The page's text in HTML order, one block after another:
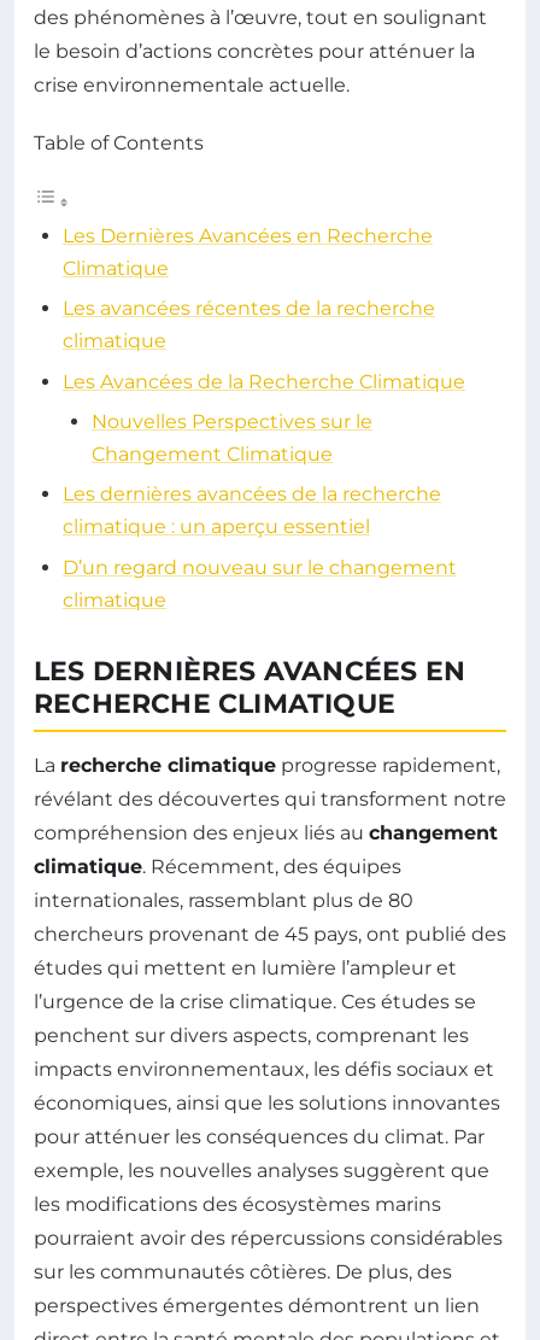
des phénomènes à l’œuvre, tout en soulignant
le besoin d’actions concrètes pour atténuer la
crise environnementale actuelle.
Table of Contents
Les Dernières Avancées en Recherche
Climatique
Les avancées récentes de la recherche
climatique
Les Avancées de la Recherche Climatique
Nouvelles Perspectives sur le
Changement Climatique
Les dernières avancées de la recherche
climatique : un aperçu essentiel
D’un regard nouveau sur le changement
climatique
LES DERNIÈRES AVANCÉES EN
RECHERCHE CLIMATIQUE
La recherche climatique progresse rapidement,
révélant des découvertes qui transforment notre
compréhension des enjeux liés au changement
climatique. Récemment, des équipes
internationales, rassemblant plus de 80
chercheurs provenant de 45 pays, ont publié des
études qui mettent en lumière l’ampleur et
l’urgence de la crise climatique. Ces études se
penchent sur divers aspects, comprenant les
impacts environnementaux, les défis sociaux et
économiques, ainsi que les solutions innovantes
pour atténuer les conséquences du climat. Par
exemple, les nouvelles analyses suggèrent que
les modifications des écosystèmes marins
pourraient avoir des répercussions considérables
sur les communautés côtières. De plus, des
perspectives émergentes démontrent un lien